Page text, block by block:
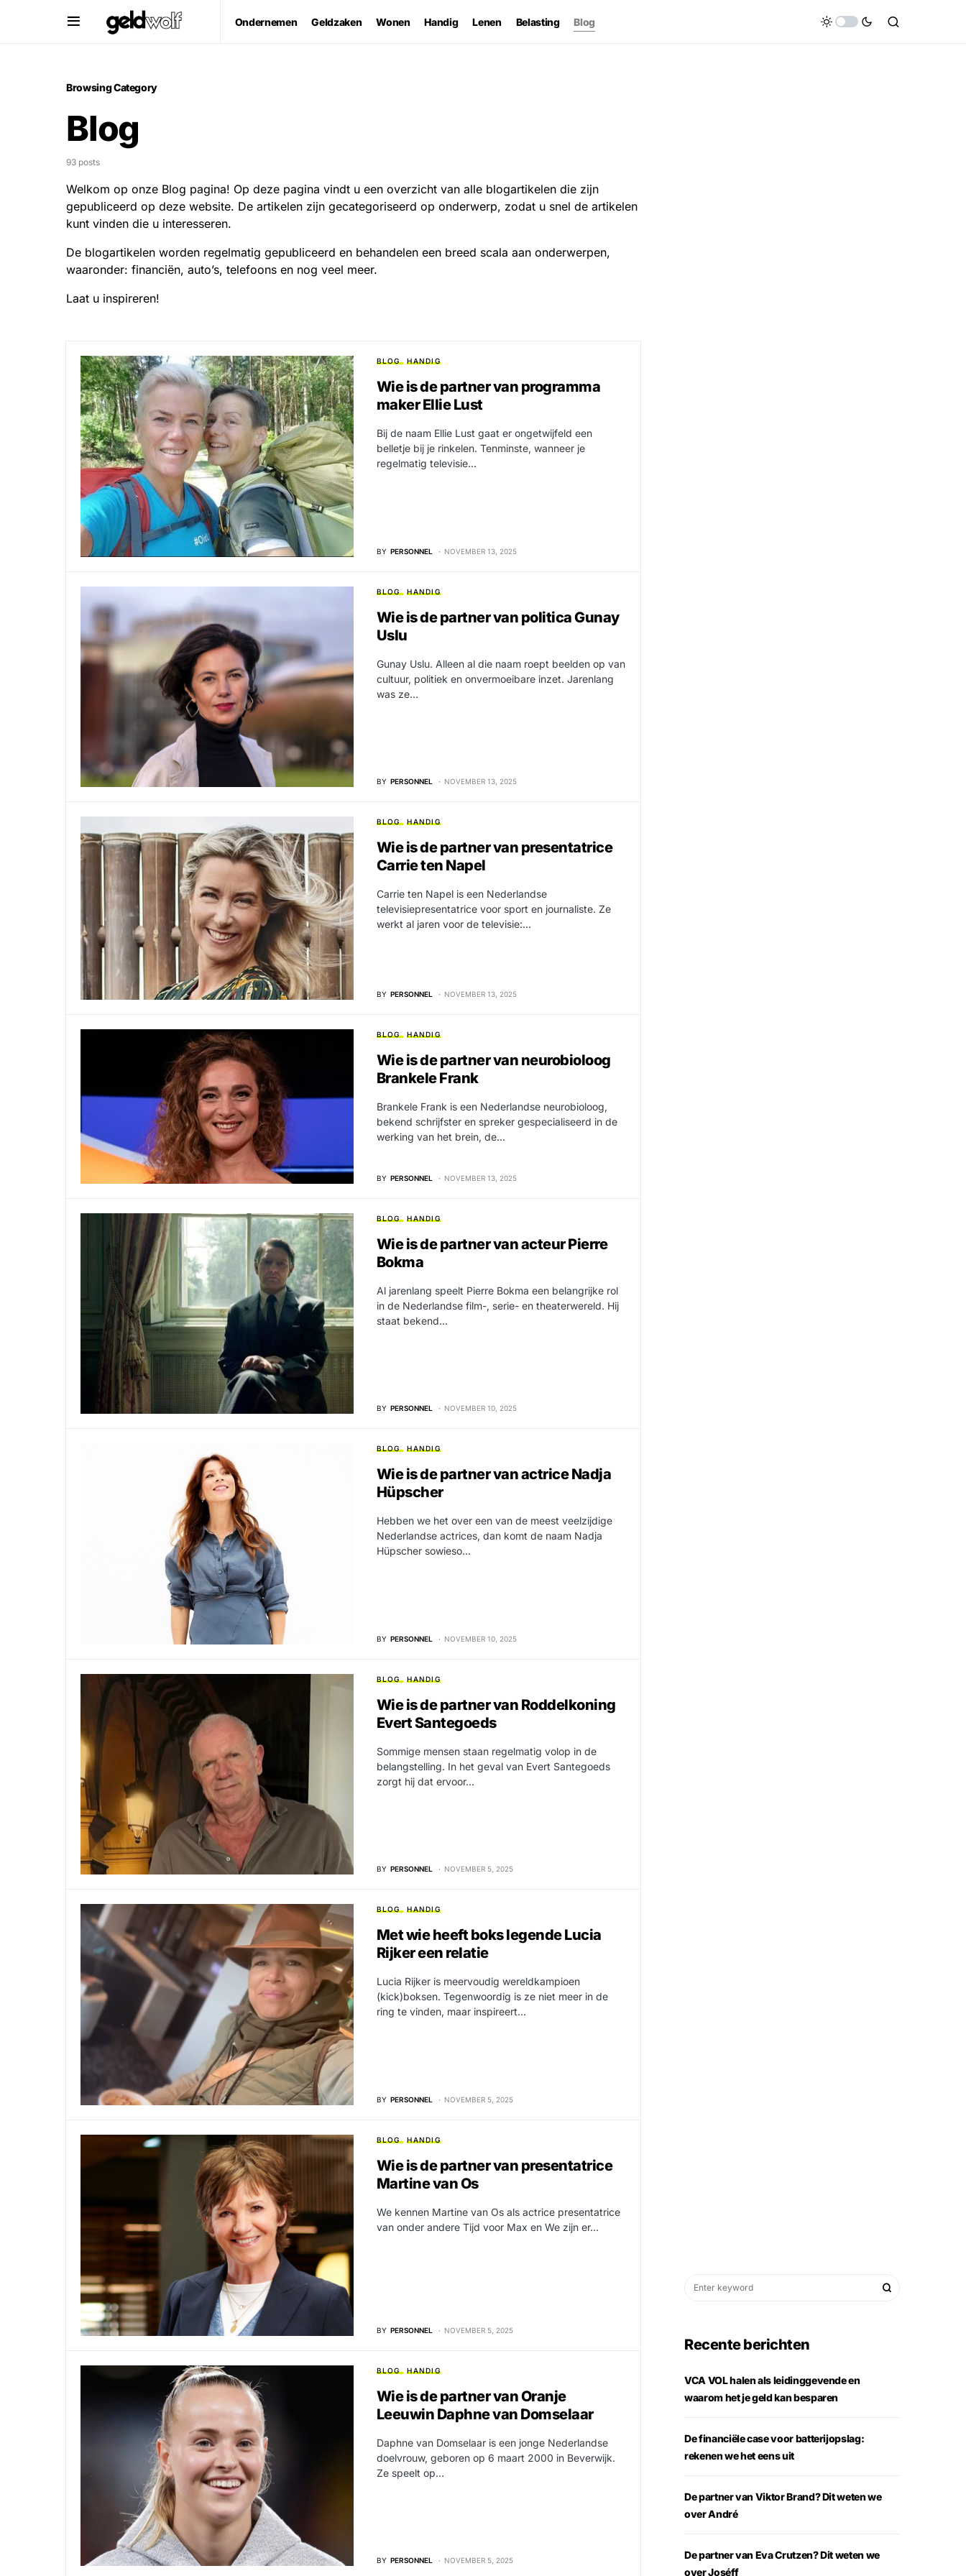
Ondernemen Geldzaken Wonen Handig Lenen Belasting Blog
Browsing Category
Blog
93 posts
Welkom op onze Blog pagina! Op deze pagina vindt u een overzicht van alle blogartikelen die zijn
gepubliceerd op deze website. De artikelen zijn gecategoriseerd op onderwerp, zodat u snel de artikelen
kunt vinden die u interesseren.
De blogartikelen worden regelmatig gepubliceerd en behandelen een breed scala aan onderwerpen,
waaronder: financiën, auto’s, telefoons en nog veel meer.
Laat u inspireren!
BLOG HANDIG
Wie is de partner van programma
maker Ellie Lust
Bij de naam Ellie Lust gaat er ongetwijfeld een
belletje bij je rinkelen. Tenminste, wanneer je
regelmatig televisie…
BY PERSONNEL NOVEMBER 13, 2025
BLOG HANDIG
Wie is de partner van politica Gunay
Uslu
Gunay Uslu. Alleen al die naam roept beelden op van
cultuur, politiek en onvermoeibare inzet. Jarenlang
was ze…
BY PERSONNEL NOVEMBER 13, 2025
BLOG HANDIG
Wie is de partner van presentatrice
Carrie ten Napel
Carrie ten Napel is een Nederlandse
televisiepresentatrice voor sport en journaliste. Ze
werkt al jaren voor de televisie:…
BY PERSONNEL NOVEMBER 13, 2025
BLOG HANDIG
Wie is de partner van neurobioloog
Brankele Frank
Brankele Frank is een Nederlandse neurobioloog,
bekend schrijfster en spreker gespecialiseerd in de
werking van het brein, de…
BY PERSONNEL NOVEMBER 13, 2025
BLOG HANDIG
Wie is de partner van acteur Pierre
Bokma
Al jarenlang speelt Pierre Bokma een belangrijke rol
in de Nederlandse film-, serie- en theaterwereld. Hij
staat bekend…
BY PERSONNEL NOVEMBER 10, 2025
BLOG HANDIG
Wie is de partner van actrice Nadja
Hüpscher
Hebben we het over een van de meest veelzijdige
Nederlandse actrices, dan komt de naam Nadja
Hüpscher sowieso…
BY PERSONNEL NOVEMBER 10, 2025
BLOG HANDIG
Wie is de partner van Roddelkoning
Evert Santegoeds
Sommige mensen staan regelmatig volop in de
belangstelling. In het geval van Evert Santegoeds
zorgt hij dat ervoor…
BY PERSONNEL NOVEMBER 5, 2025
BLOG HANDIG
Met wie heeft boks legende Lucia
Rijker een relatie
Lucia Rijker is meervoudig wereldkampioen
(kick)boksen. Tegenwoordig is ze niet meer in de
ring te vinden, maar inspireert…
BY PERSONNEL NOVEMBER 5, 2025
BLOG HANDIG
Wie is de partner van presentatrice
Martine van Os
We kennen Martine van Os als actrice presentatrice
van onder andere Tijd voor Max en We zijn er…
BY PERSONNEL NOVEMBER 5, 2025
BLOG HANDIG
Wie is de partner van Oranje
Leeuwin Daphne van Domselaar
Daphne van Domselaar is een jonge Nederlandse
doelvrouw, geboren op 6 maart 2000 in Beverwijk.
Ze speelt op…
BY PERSONNEL NOVEMBER 5, 2025
Recente berichten
VCA VOL halen als leidinggevende en
waarom het je geld kan besparen
De financiële case voor batterijopslag:
rekenen we het eens uit
De partner van Viktor Brand? Dit weten we
over André
De partner van Eva Crutzen? Dit weten we
over Joséff